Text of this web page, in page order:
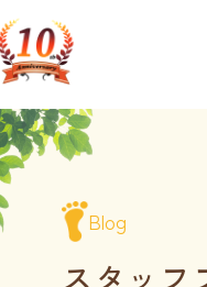
Blog
スタッフ